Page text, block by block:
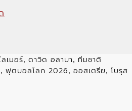
เมอร์ ดาวิด อลาบา ทีมชาติ
ฟุตบอลโลก 2026 ออสเตรีย โบรุส